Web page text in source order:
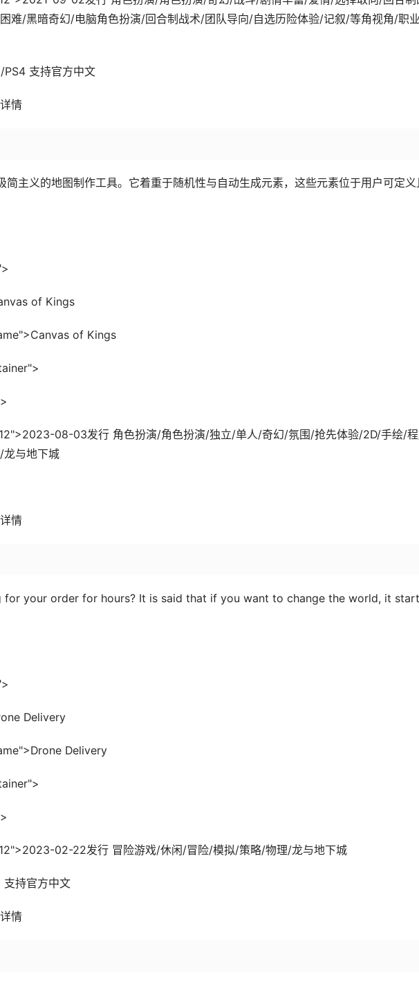
难/黑暗奇幻/电脑角色扮演/回合制战术/团队导向/自选历险体验/记叙/等角视角/职
支持官方中文
情
主义的地图制作工具。它着重于随机性与自动生成元素，这些元素位于用户可定义
of Kings
of Kings
08-03发行 角色扮演/角色扮演/独立/单人/奇幻/氛围/抢先体验/2D/手绘/
与地下城
情
your order for hours? It is said that if you want to change the world, it
Delivery
Delivery
02-22发行 冒险游戏/休闲/冒险/模拟/策略/物理/龙与地下城
持官方中文
情